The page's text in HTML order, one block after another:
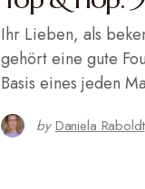
Ihr Lieben, als
gehört eine gute
Basis eines jeden
by Daniela Raboldt